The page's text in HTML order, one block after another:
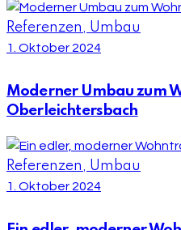
Referenzen, Umbau
1. Oktober 2024
Moderner Umbau zum
Oberleichtersbach
Referenzen, Umbau
1. Oktober 2024